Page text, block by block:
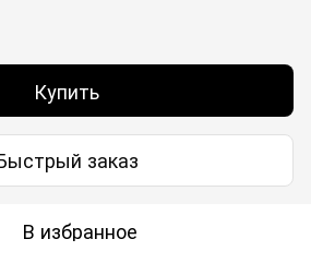
Купить
заказ
В избранное